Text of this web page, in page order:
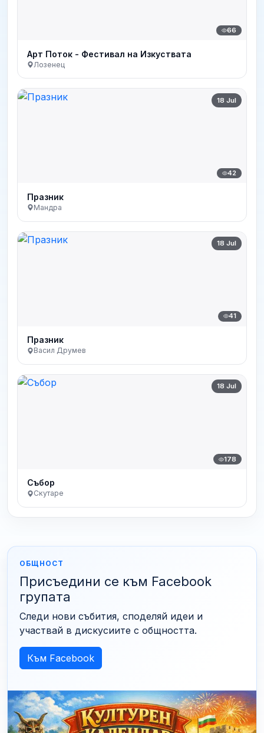
66
Арт Поток - Фестивал на Изкуствата
Лозенец
18 Jul
42
Празник
Мандра
18 Jul
41
Празник
Васил Друмев
18 Jul
178
Събор
Скутаре
ОБЩНОСТ
Присъедини се към Facebook
групата
Следи нови събития, споделяй идеи и
участвай в дискусиите с общността.
Към Facebook